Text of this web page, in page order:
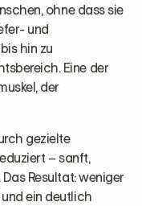
ohne dass sie
und
hin zu
Eine der
der
gezielte
– sanft,
Resultat: weniger
ein deutlich